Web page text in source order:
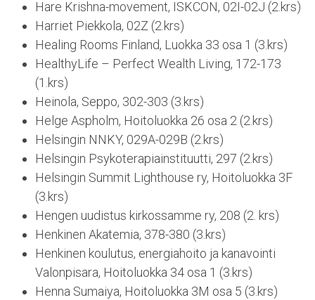
Hare Krishna-movement, ISKCON, 02I-02J (2.krs)
Harriet Piekkola, 02Z (2.krs)
Healing Rooms Finland, Luokka 33 osa 1 (3.krs)
HealthyLife – Perfect Wealth Living, 172-173
(1.krs)
Heinola, Seppo, 302-303 (3.krs)
Helge Aspholm, Hoitoluokka 26 osa 2 (2.krs)
Helsingin NNKY, 029A-029B (2.krs)
Helsingin Psykoterapiainstituutti, 297 (2.krs)
Helsingin Summit Lighthouse ry, Hoitoluokka 3F
(3.krs)
Hengen uudistus kirkossamme ry, 208 (2. krs)
Henkinen Akatemia, 378-380 (3.krs)
Henkinen koulutus, energiahoito ja kanavointi
Valonpisara, Hoitoluokka 34 osa 1 (3.krs)
Henna Sumaiya, Hoitoluokka 3M osa 5 (3.krs)